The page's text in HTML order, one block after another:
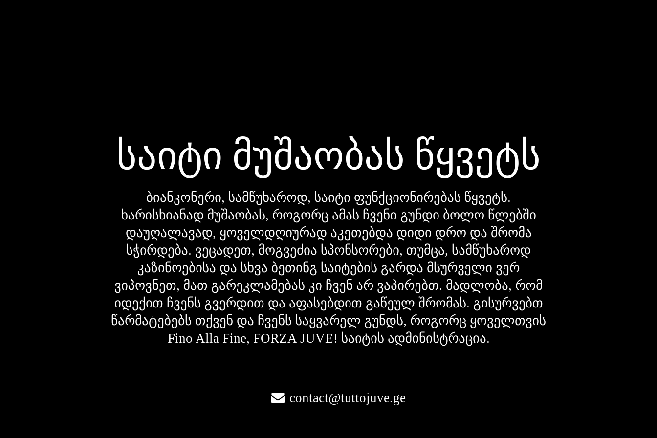
საიტი მუშაობას წყვეტს
ბიანკონერი, სამწუხაროდ, საიტი ფუნქციონირებას წყვეტს.
ხარისხიანად მუშაობას, როგორც ამას ჩვენი გუნდი ბოლო წლებში
დაუღალავად, ყოველდღიურად აკეთებდა დიდი დრო და შრომა
სჭირდება. ვეცადეთ, მოგვეძია სპონსორები, თუმცა, სამწუხაროდ
კაზინოებისა და სხვა ბეთინგ საიტების გარდა მსურველი ვერ
ვიპოვნეთ, მათ გარეკლამებას კი ჩვენ არ ვაპირებთ. მადლობა, რომ
იდექით ჩვენს გვერდით და აფასებდით გაწეულ შრომას. გისურვებთ
წარმატებებს თქვენ და ჩვენს საყვარელ გუნდს, როგორც ყოველთვის
Fino Alla Fine, FORZA JUVE! საიტის ადმინისტრაცია.
contact@tuttojuve.ge